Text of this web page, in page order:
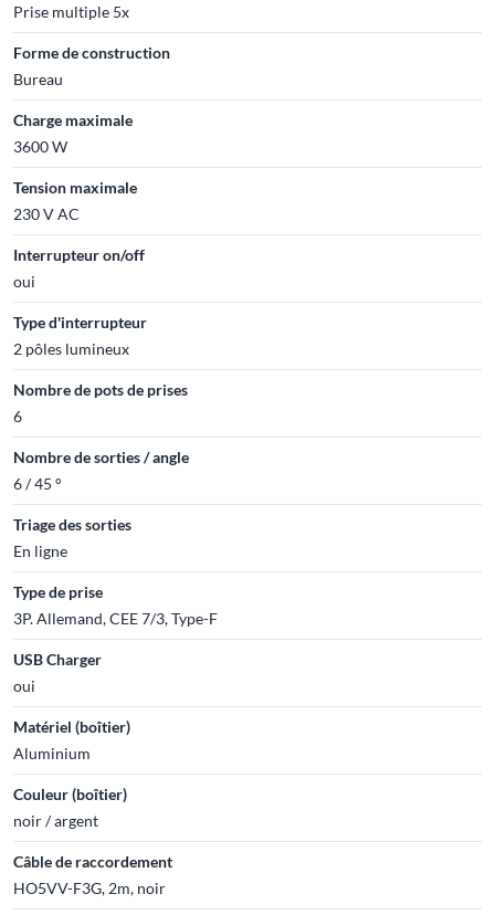
Prise multiple 5x
Forme de construction
Bureau
Charge maximale
3600 W
Tension maximale
230 V AC
Interrupteur on/off
oui
Type d'interrupteur
2 pôles lumineux
Nombre de pots de prises
6
Nombre de sorties / angle
6 / 45 °
Triage des sorties
En ligne
Type de prise
3P. Allemand, CEE 7/3, Type-F
USB Charger
oui
Matériel (boîtier)
Aluminium
Couleur (boîtier)
noir / argent
Câble de raccordement
HO5VV-F3G, 2m, noir